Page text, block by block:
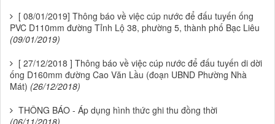
[ 08/01/2019] Thông báo về việc cúp nước để đấu tuyến ống
PVC D110mm đường Tỉnh Lộ 38, phường 5, thành phố Bạc Liêu
(09/01/2019)
[ 27/12/2018 ] Thông báo về việc cúp nước để đấu tuyến di dời
ống D160mm đường Cao Văn Lầu (đoạn UBND Phường Nhà
Mát) (26/12/2018)
THÔNG BÁO - Áp dụng hình thức ghi thu đồng thời
(06/11/2018)